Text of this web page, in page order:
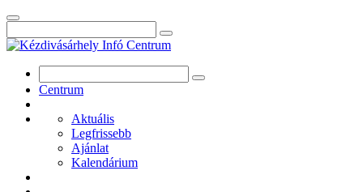
Centrum
Aktuális
Legfrissebb
Ajánlat
Kalendárium